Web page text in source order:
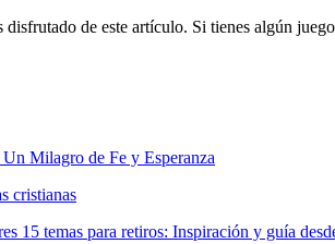
disfrutado de este artículo. Si tienes algún
Milagro de Fe y Esperanza
cristianas
15 temas para retiros: Inspiración y guía